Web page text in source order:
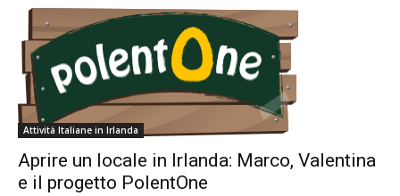
Attività Italiane in Irlanda
Aprire un locale in Irlanda: Marco, Valentina
e il progetto PolentOne